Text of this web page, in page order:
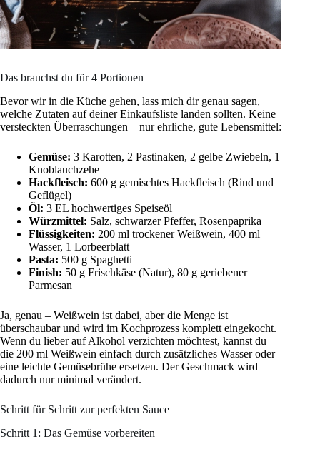
Das brauchst du für 4 Portionen
Bevor wir in die Küche gehen, lass mich dir genau sagen,
welche Zutaten auf deiner Einkaufsliste landen sollten. Keine
versteckten Überraschungen – nur ehrliche, gute Lebensmittel:
Gemüse: 3 Karotten, 2 Pastinaken, 2 gelbe Zwiebeln, 1
Knoblauchzehe
Hackfleisch: 600 g gemischtes Hackfleisch (Rind und
Geflügel)
Öl: 3 EL hochwertiges Speiseöl
Würzmittel: Salz, schwarzer Pfeffer, Rosenpaprika
Flüssigkeiten: 200 ml trockener Weißwein, 400 ml
Wasser, 1 Lorbeerblatt
Pasta: 500 g Spaghetti
Finish: 50 g Frischkäse (Natur), 80 g geriebener
Parmesan
Ja, genau – Weißwein ist dabei, aber die Menge ist
überschaubar und wird im Kochprozess komplett eingekocht.
Wenn du lieber auf Alkohol verzichten möchtest, kannst du
die 200 ml Weißwein einfach durch zusätzliches Wasser oder
eine leichte Gemüsebrühe ersetzen. Der Geschmack wird
dadurch nur minimal verändert.
Schritt für Schritt zur perfekten Sauce
Schritt 1: Das Gemüse vorbereiten